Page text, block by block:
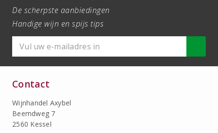
De scherpste aanbiedingen
Handige wijn en spijs tips
Contact
Wijnhandel Axybel
Beemdweg 7
2560 Kessel